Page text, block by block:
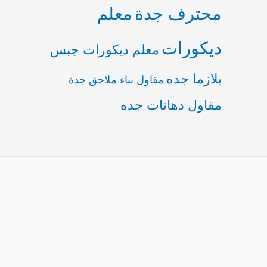
محترف جدة معلم
ديكورات معلم ديكورات جبس
بلازما جده مقاول بناء ملاحق جدة
مقاول دهانات جده